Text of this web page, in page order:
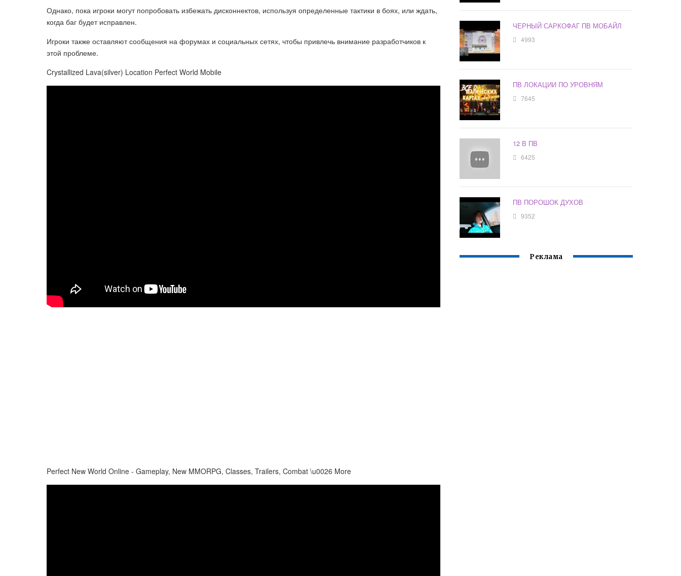
Однако, пока игроки могут попробовать избежать дисконнектов, используя определенные тактики в боях, или ждать,
когда баг будет исправлен.
Игроки также оставляют сообщения на форумах и социальных сетях, чтобы привлечь внимание разработчиков к
этой проблеме.
Crystallized Lava(silver) Location Perfect World Mobile
Perfect New World Online - Gameplay, New MMORPG, Classes, Trailers, Combat \u0026 More
ЧЕРНЫЙ САРКОФАГ ПВ МОБАЙЛ
4993
ПВ ЛОКАЦИИ ПО УРОВНЯМ
7645
12 В ПВ
6425
ПВ ПОРОШОК ДУХОВ
9352
Реклама